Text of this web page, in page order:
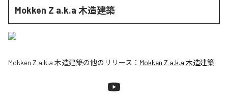
Mokken Z a.k.a 木造建築
Mokken Z a.k.a 木造建築の他のリリース： Mokken Z a.k.a 木造建築